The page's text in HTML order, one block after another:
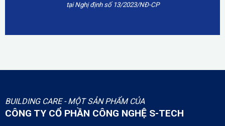
tại Nghị định số 13/2023/NĐ-CP
BUILDING CARE - MỘT SẢN PHẨM CỦA
CÔNG TY CỔ PHẦN CÔNG NGHỆ S-TECH